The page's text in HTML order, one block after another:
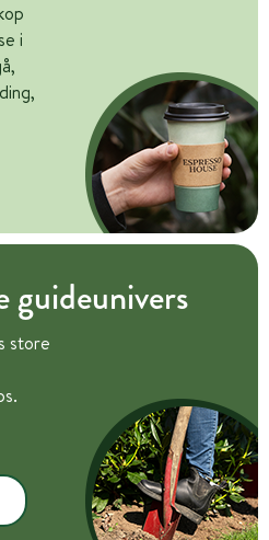
i
guideunivers
store